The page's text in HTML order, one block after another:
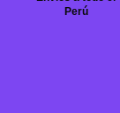
Perú